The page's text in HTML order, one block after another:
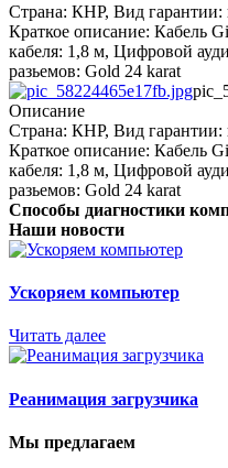
Страна: КНР, Вид гарантии:
Краткое описание: Кабель
кабеля: 1,8 м, Цифровой
разьемов: Gold 24 karat
Описание
Страна: КНР, Вид гарантии:
Краткое описание: Кабель
кабеля: 1,8 м, Цифровой
разьемов: Gold 24 karat
Способы диагностики
Наши новости
Ускоряем компьютер
Читать далее
Реанимация загрузчика
Мы предлагаем